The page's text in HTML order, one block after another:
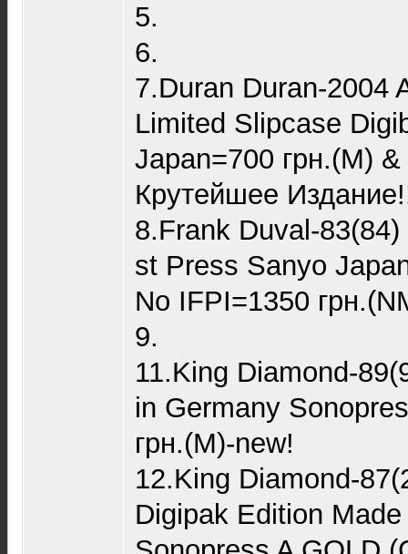
5.
6.
7.Duran Duran-2004
Limited Slipcase
Japan=700 грн.(M)
Крутейшее
8.Frank Duval-
st Press Sanyo
No IFPI=1350
9.
11.King Diamond-
in Germany
грн.(M)-new!
12.King Diamond-
Digipak Edition